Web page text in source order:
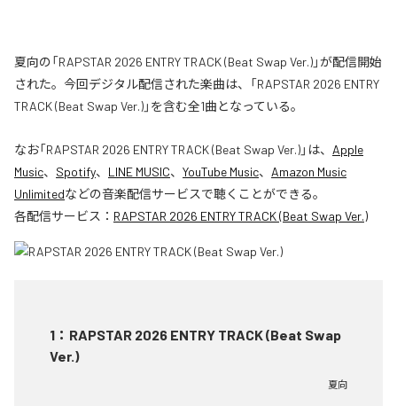
夏向の「RAPSTAR 2026 ENTRY TRACK (Beat Swap Ver.)」が配信開始
された。今回デジタル配信された楽曲は、「RAPSTAR 2026 ENTRY
TRACK (Beat Swap Ver.)」を含む全1曲となっている。
なお「RAPSTAR 2026 ENTRY TRACK (Beat Swap Ver.)」は、 Apple
Music、 Spotify、 LINE MUSIC、 YouTube Music、 Amazon Music
Unlimitedなどの音楽配信サービスで聴くことができる。
各配信サービス： RAPSTAR 2026 ENTRY TRACK (Beat Swap Ver.)
1 ： RAPSTAR 2026 ENTRY TRACK (Beat Swap
Ver.)
夏向